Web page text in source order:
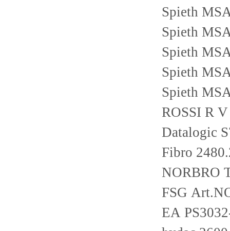
Spieth
Spieth
Spieth
Spieth
Spieth
ROSSI R
Datalogic
Fibro
NORBRO
FSG
EA